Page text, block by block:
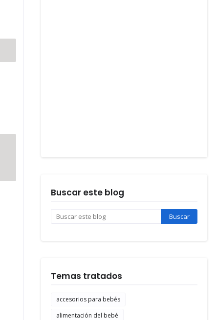
Buscar este blog
Temas tratados
accesorios para bebés
alimentación del bebé